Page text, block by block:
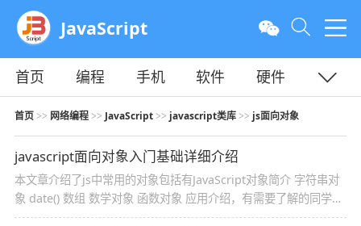
JavaScript
首页 编程 手机 软件
硬件
教程
平面 服务器
首页>> 网络编程>> JavaScript>> javascript类库>> js面向对象
javascript面向对象入门基础详细介绍
本文章介绍了js中常用的对象包括有JavaScript对象简介 字符串对
象 date() 数组 数学对象 函数对象 应用介绍，有需要了解的同学可
参考一下